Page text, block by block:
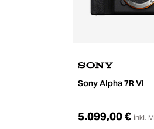
Sony Alpha 7R VI
5.099,00 € inkl.